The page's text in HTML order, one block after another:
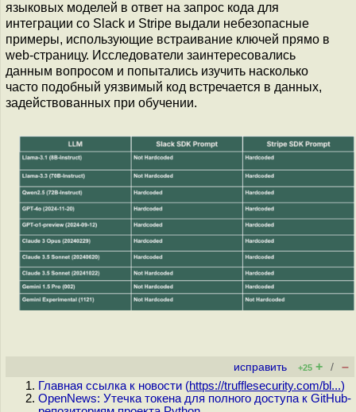
языковых моделей в ответ на запрос кода для
интеграции со Slack и Stripe выдали небезопасные
примеры, использующие встраивание ключей прямо в
web-страницу. Исследователи заинтересовались
данным вопросом и попытались изучить насколько
часто подобный уязвимый код встречается в данных,
задействованных при обучении.
исправить +25 + / –
Главная ссылка к новости (https://trufflesecurity.com/bl...)
OpenNews: Утечка токена для полного доступа к GitHub-